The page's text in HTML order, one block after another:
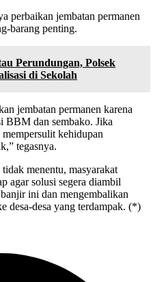
perbaikan jembatan permanen
barang penting.
Perundungan, Polsek
di Sekolah
jembatan permanen karena
BBM dan sembako. Jika
kehidupan
tegasnya.
menentu, masyarakat
agar solusi segera diambil
ini dan mengembalikan
desa-desa yang terdampak. (*)